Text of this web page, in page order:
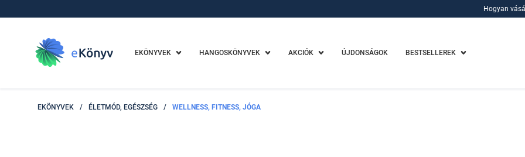
Hogyan
EKÖNYVEK HANGOSKÖNYVEK AKCIÓK ÚJDONSÁGOK BESTSELLEREK
EKÖNYVEK / ÉLETMÓD, EGÉSZSÉG / WELLNESS, FITNESS, JÓGA